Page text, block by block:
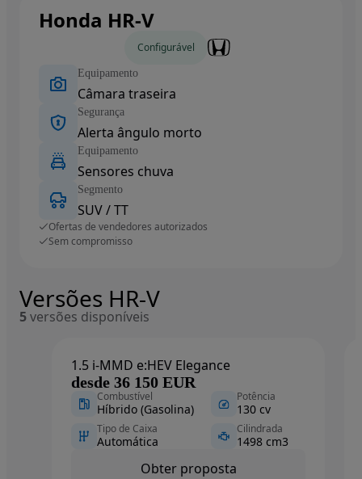
Honda HR-V
Configurável
Equipamento
Câmara traseira
Segurança
Alerta ângulo morto
Equipamento
Sensores chuva
Segmento
SUV / TT
Ofertas de vendedores autorizados
Sem compromisso
Versões HR-V
5versões disponíveis
1.5 i-MMD e:HEV Elegance
desde 36 150 EUR
Combustível
Híbrido (Gasolina)
Potência
130 cv
Tipo de Caixa
Automática
Cilindrada
1498 cm3
Obter proposta